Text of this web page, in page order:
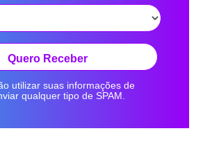
Quero Receber
utilizar suas informações de
qualquer tipo de SPAM.